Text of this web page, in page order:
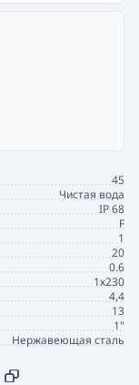
45
Чистая вода
IP 68
F
1
20
0.6
1х230
4,4
13
1"
Нержавеющая сталь